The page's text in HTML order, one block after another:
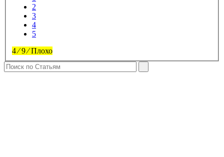
2
3
4
5
4⁄9⁄Плохо